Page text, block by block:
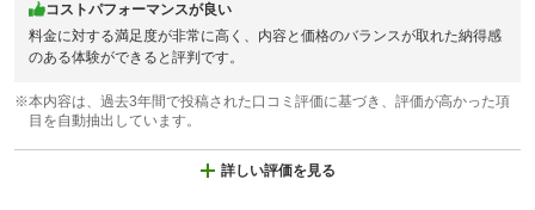
コストパフォーマンスが良い
料金に対する満足度が非常に高く、内容と価格のバランスが取れた納得感
のある体験ができると評判です。
※本内容は、過去3年間で投稿された口コミ評価に基づき、評価が高かった項
目を自動抽出しています。
詳しい評価を見る